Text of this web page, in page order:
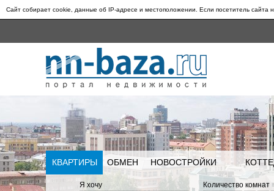
Сайт собирает cookie, данные об IP-адресе и местоположении. Если посетитель сайта
КВАРТИРЫ ОБМЕН НОВОСТРОЙКИ
Я хочу
Количество комнат